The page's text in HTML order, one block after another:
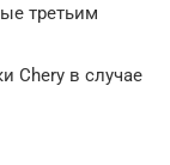
третьим
Chery в случае